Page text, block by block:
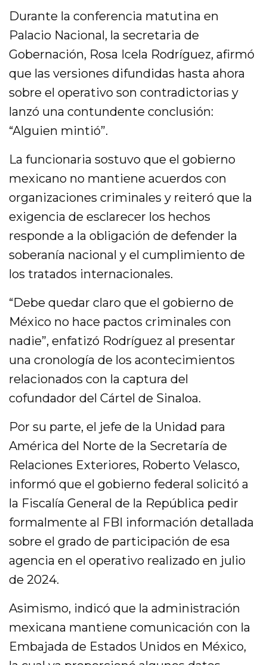
Durante la conferencia matutina en
Palacio Nacional, la secretaria de
Gobernación, Rosa Icela Rodríguez, afirmó
que las versiones difundidas hasta ahora
sobre el operativo son contradictorias y
lanzó una contundente conclusión:
“Alguien mintió”.
La funcionaria sostuvo que el gobierno
mexicano no mantiene acuerdos con
organizaciones criminales y reiteró que la
exigencia de esclarecer los hechos
responde a la obligación de defender la
soberanía nacional y el cumplimiento de
los tratados internacionales.
“Debe quedar claro que el gobierno de
México no hace pactos criminales con
nadie”, enfatizó Rodríguez al presentar
una cronología de los acontecimientos
relacionados con la captura del
cofundador del Cártel de Sinaloa.
Por su parte, el jefe de la Unidad para
América del Norte de la Secretaría de
Relaciones Exteriores, Roberto Velasco,
informó que el gobierno federal solicitó a
la Fiscalía General de la República pedir
formalmente al FBI información detallada
sobre el grado de participación de esa
agencia en el operativo realizado en julio
de 2024.
Asimismo, indicó que la administración
mexicana mantiene comunicación con la
Embajada de Estados Unidos en México,